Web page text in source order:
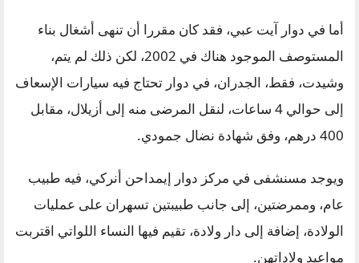
أما في دوار آيت عبي، فقد كان مقررا أن تنهى أشغال بناء
المستوصف الموجود هناك في 2002، لكن ذلك لم يتم،
وشيدت، فقط، الجدران، في دوار تحتاج فيه سيارات الإسعاف
إلى حوالي 4 ساعات، لنقل المرضى منه إلى أزيلال، مقابل
400 درهم، وفق شهادة نضال جمودي.
ويوجد مسنشفى في مركز دوار إيمداحن أنركي، فيه طبيب
عام، وممرضتين، إلى جانب طبيبتين تسهران على عمليات
الولادة، إضافة إلى دار ولادة، تقيم فيها النساء اللواتي اقتربت
مواعيد ولاداتهن.